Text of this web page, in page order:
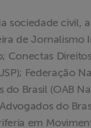
sociedade civil,
de
Conectas
Federação
do Brasil (OAB
do
em